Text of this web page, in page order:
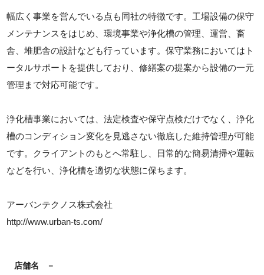
幅広く事業を営んでいる点も同社の特徴です。工場設備の保守
メンテナンスをはじめ、環境事業や浄化槽の管理、運営、畜
舎、堆肥舎の設計なども行っています。保守業務においてはト
ータルサポートを提供しており、修繕案の提案から設備の一元
管理まで対応可能です。
浄化槽事業においては、法定検査や保守点検だけでなく、浄化
槽のコンディション変化を見逃さない徹底した維持管理が可能
です。クライアントのもとへ常駐し、日常的な簡易清掃や運転
などを行い、浄化槽を適切な状態に保ちます。
アーバンテクノス株式会社
http://www.urban-ts.com/
店舗名 －